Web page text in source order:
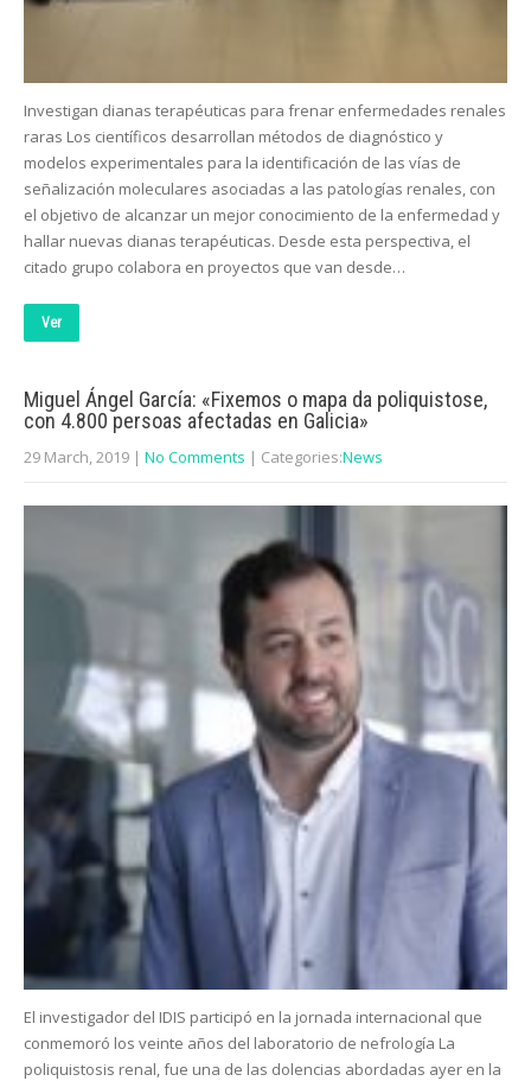
Investigan dianas terapéuticas para frenar enfermedades renales
raras Los científicos desarrollan métodos de diagnóstico y
modelos experimentales para la identificación de las vías de
señalización moleculares asociadas a las patologías renales, con
el objetivo de alcanzar un mejor conocimiento de la enfermedad y
hallar nuevas dianas terapéuticas. Desde esta perspectiva, el
citado grupo colabora en proyectos que van desde…
Ver
Miguel Ángel García: «Fixemos o mapa da poliquistose,
con 4.800 persoas afectadas en Galicia»
29 March, 2019 | No Comments | Categories:News
El investigador del IDIS participó en la jornada internacional que
conmemoró los veinte años del laboratorio de nefrología La
poliquistosis renal, fue una de las dolencias abordadas ayer en la